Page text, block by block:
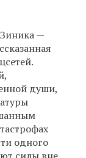
—
души,
одного